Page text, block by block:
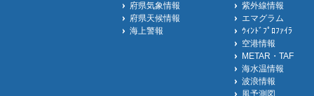
府県気象情報
府県天候情報
海上警報
紫外線情報
エマグラム
ｳｨﾝﾄﾞﾌﾟﾛﾌｧｲﾗ
空港情報
METAR・TAF
海水温情報
波浪情報
風予測図